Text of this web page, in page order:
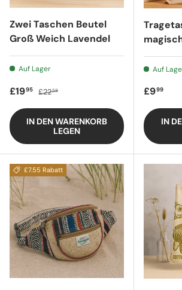
Zwei Taschen Beutel
Groß Weich Lavendel
Auf Lager
Verkaufspreis
£1995 Regulärer Preis
£2259
IN DEN WARENKORB
LEGEN
Auf
£999
IN
£7.55 Rabatt